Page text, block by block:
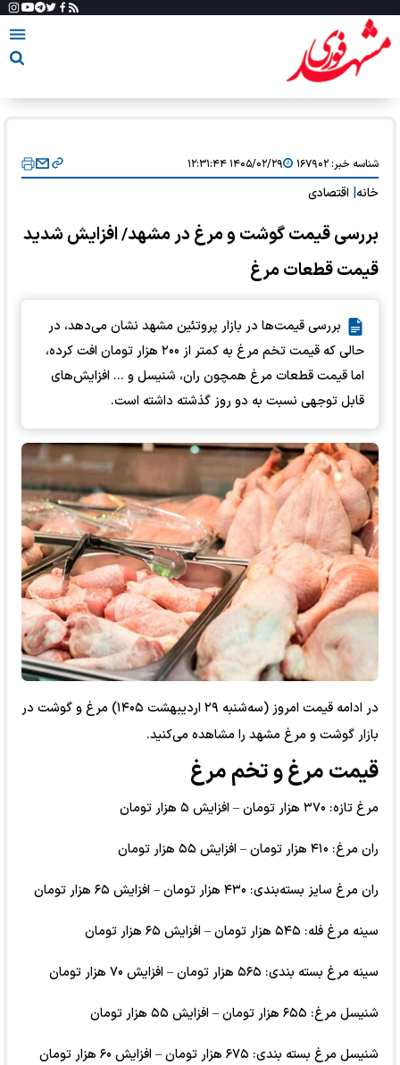
شناسه خبر:۱۶۷۹۰۲ ۱۴۰۵/۰۲/۲۹ ۱۲:۳۱:۴۴
خانه اقتصادی
بررسی قیمت گوشت و مرغ در مشهد/ افزایش شدید
قیمت قطعات مرغ
بررسی قیمت‌ها در بازار پروتئین مشهد نشان می‌دهد، در
حالی که قیمت تخم مرغ به کمتر از ۲۰۰ هزار تومان افت کرده،
اما قیمت قطعات مرغ همچون ران، شنیسل و ... افزایش‌های
قابل توجهی نسبت به دو روز گذشته داشته است.
در ادامه قیمت امروز (سه‌شنبه ۲۹ اردیبهشت ۱۴۰۵) مرغ و گوشت در
بازار گوشت و مرغ مشهد را مشاهده می‌کنید.
قیمت مرغ و تخم مرغ
مرغ تازه: ۳۷۰ هزار تومان – افزایش ۵ هزار تومان
ران مرغ: ۴۱۰ هزار تومان – افزایش ۵۵ هزار تومان
ران مرغ سایز بسته‌بندی: ۴۳۰ هزار تومان – افزایش ۶۵ هزار تومان
سینه مرغ فله: ۵۴۵ هزار تومان – افزایش ۶۵ هزار تومان
سینه مرغ بسته بندی: ۵۶۵ هزار تومان – افزایش ۷۰ هزار تومان
شنیسل مرغ: ۶۵۵ هزار تومان – افزایش ۵۵ هزار تومان
شنیسل مرغ بسته بندی: ۶۷۵ هزار تومان – افزایش ۶۰ هزار تومان